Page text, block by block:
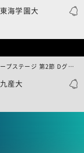
東海学園大
九産大
インカレ サッカー | 男子 決勝ラウンド／グループステージ 第2節 Dグループ